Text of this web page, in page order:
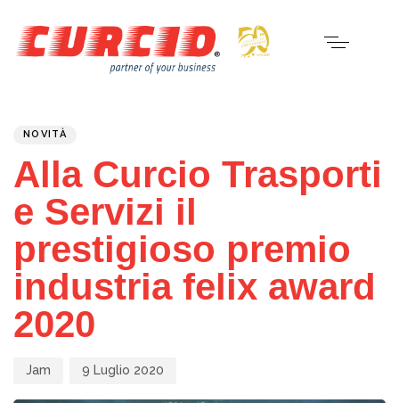
NOVITÀ
Alla Curcio Trasporti
e Servizi il
prestigioso premio
industria felix award
2020
Jam 9 Luglio 2020